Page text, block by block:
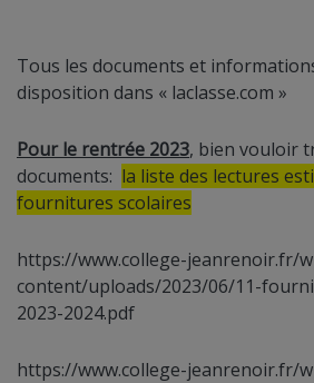
Tous les documents et
disposition dans « laclasse.com »
Pour le rentrée 2023, bien vouloir
documents: la liste des lectures
fournitures scolaires
https://www.college-jeanrenoir.fr/
content/uploads/2023/06/11-
2023-2024.pdf
https://www.college-jeanrenoir.fr/